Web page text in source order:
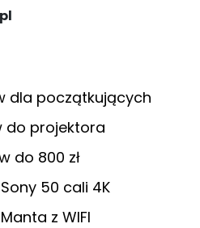
dla początkujących
do projektora
do 800 zł
50 cali 4K
z WIFI